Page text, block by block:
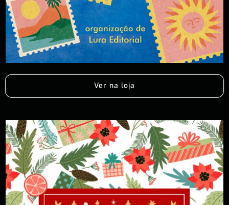
Ver na loja